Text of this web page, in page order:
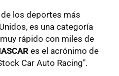
de los deportes más
es una categoría
rápido con miles de
es el acrónimo de
Car Auto Racing".